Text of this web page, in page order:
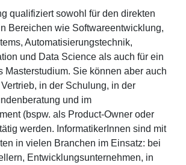
qualifiziert sowohl für den direkten
Bereichen wie Softwareentwicklung,
Automatisierungstechnik,
und Data Science als auch für ein
Masterstudium. Sie können aber auch
in der Schulung, in der
und im
(bspw. als Product-Owner oder
werden. InformatikerInnen sind mit
in vielen Branchen im Einsatz: bei
Entwicklungsunternehmen, in